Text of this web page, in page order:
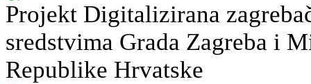
Projekt Digitalizirana
sredstvima Grada Zagreba i
Republike Hrvatske